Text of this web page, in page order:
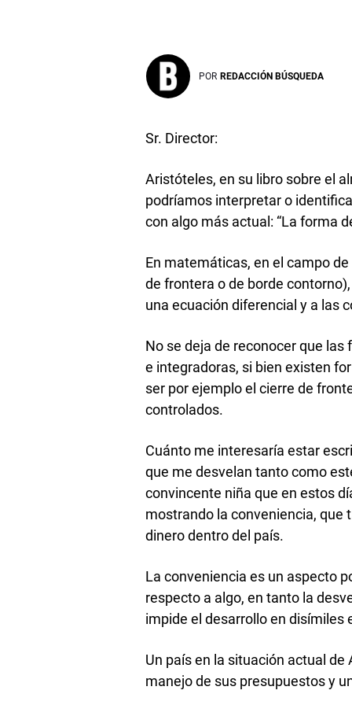
POR REDACCIÓN BÚSQUEDA
Sr. Director:
Aristóteles, en su libro sobre el
podríamos interpretar o
con algo más actual: “La forma
En matemáticas, en el campo
de frontera o de borde
una ecuación diferencial y a las
No se deja de reconocer que
e integradoras, si bien existen
ser por ejemplo el cierre de
controlados.
Cuánto me interesaría estar
que me desvelan tanto como
convincente niña que en estos
mostrando la conveniencia, que
dinero dentro del país.
La conveniencia es un aspecto
respecto a algo, en tanto la
impide el desarrollo en disímiles
Un país en la situación actual
manejo de sus presupuestos y